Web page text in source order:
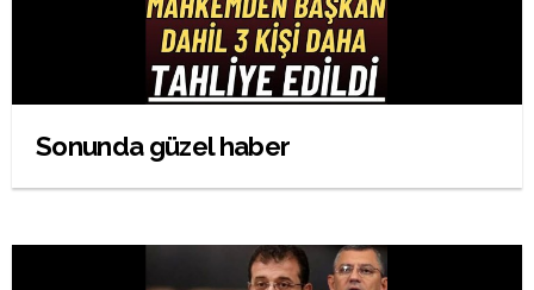
Sonunda güzel haber